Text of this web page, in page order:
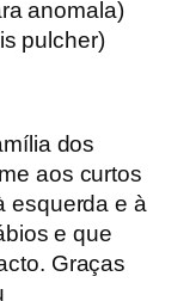
anomala)
pulcher)
dos
aos curtos
esquerda e à
e que
Graças